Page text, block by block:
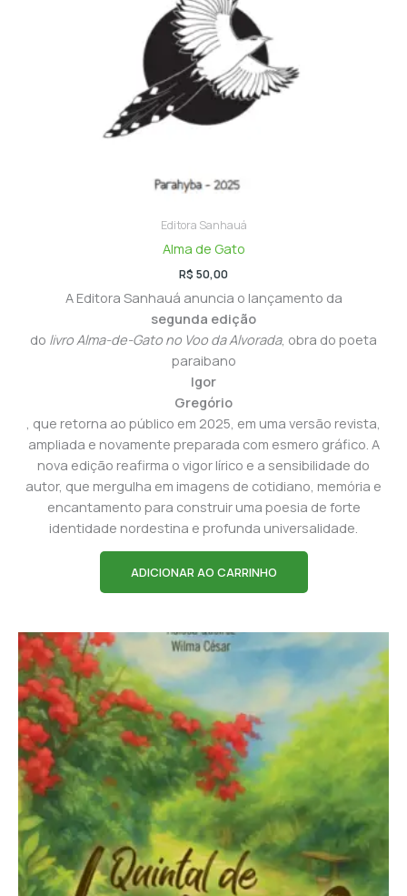
Editora Sanhauá
Alma de Gato
R$ 50,00
A Editora Sanhauá anuncia o lançamento da
segunda edição
do livro Alma-de-Gato no Voo da Alvorada, obra do poeta
paraibano
Igor
Gregório
, que retorna ao público em 2025, em uma versão revista,
ampliada e novamente preparada com esmero gráfico. A
nova edição reafirma o vigor lírico e a sensibilidade do
autor, que mergulha em imagens de cotidiano, memória e
encantamento para construir uma poesia de forte
identidade nordestina e profunda universalidade.
ADICIONAR AO CARRINHO